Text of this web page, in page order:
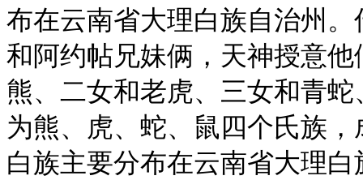
布在云南省大理白族自治州
和阿约帖兄妹俩，天神授意
熊、二女和老虎、三女和青
为熊、虎、蛇、鼠四个氏族
白族主要分布在云南省大理